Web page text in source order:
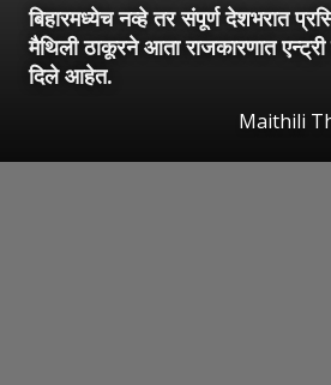
बिहारमध्येच नव्हे तर संपूर्ण देशभरात
मैथिली ठाकूरने आता राजकारणात
दिले आहेत.
Maithili